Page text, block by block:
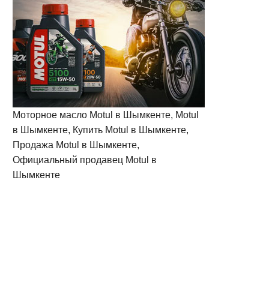
Моторное масло Motul в Шымкенте, Motul
в Шымкенте, Купить Motul в Шымкенте,
Продажа Motul в Шымкенте,
Официальный продавец Motul в
Шымкенте